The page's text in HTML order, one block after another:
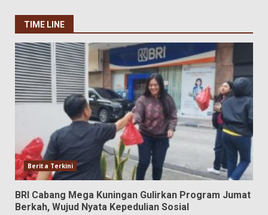
TIME LINE
Berita Terkini
BRI Cabang Mega Kuningan Gulirkan Program Jumat
Berkah, Wujud Nyata Kepedulian Sosial